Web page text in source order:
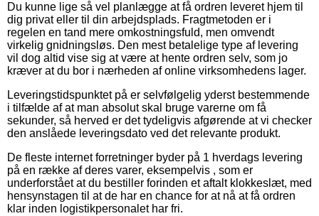
Du kunne lige så vel planlægge at få ordren leveret hjem til
dig privat eller til din arbejdsplads. Fragtmetoden er i
regelen en tand mere omkostningsfuld, men omvendt
virkelig gnidningsløs. Den mest betalelige type af levering
vil dog altid vise sig at være at hente ordren selv, som jo
kræver at du bor i nærheden af online virksomhedens lager.
Leveringstidspunktet på er selvfølgelig yderst bestemmende
i tilfælde af at man absolut skal bruge varerne om få
sekunder, så herved er det tydeligvis afgørende at vi checker
den anslåede leveringsdato ved det relevante produkt.
De fleste internet forretninger byder på 1 hverdags levering
på en række af deres varer, eksempelvis , som er
underforstået at du bestiller forinden et aftalt klokkeslæt, med
hensynstagen til at de har en chance for at nå at få ordren
klar inden logistikpersonalet har fri.